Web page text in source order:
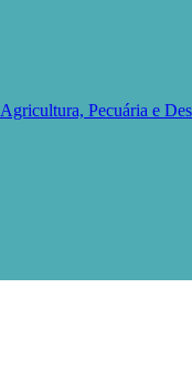
Agricultura, Pecuária e